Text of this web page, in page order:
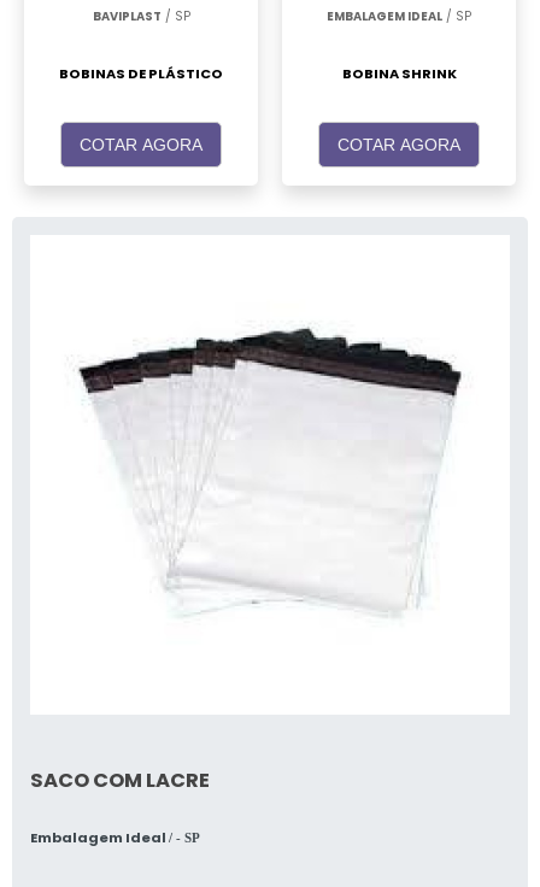
BAVIPLAST / SP
BOBINAS DE PLÁSTICO
COTAR AGORA
EMBALAGEM IDEAL / SP
BOBINA SHRINK
COTAR AGORA
SACO COM LACRE
Embalagem Ideal / - SP